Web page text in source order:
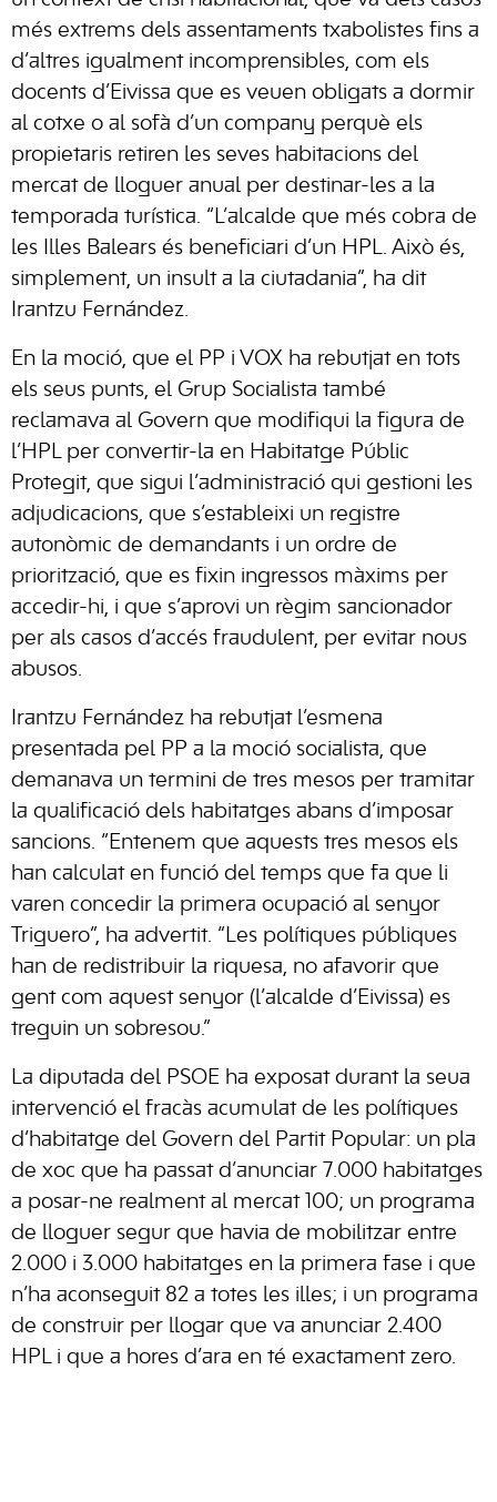
més extrems dels assentaments txabolistes fins a
d’altres igualment incomprensibles, com els
docents d’Eivissa que es veuen obligats a dormir
al cotxe o al sofà d’un company perquè els
propietaris retiren les seves habitacions del
mercat de lloguer anual per destinar-les a la
temporada turística. “L’alcalde que més cobra de
les Illes Balears és beneficiari d’un HPL. Això és,
simplement, un insult a la ciutadania”, ha dit
Irantzu Fernández.
En la moció, que el PP i VOX ha rebutjat en tots
els seus punts, el Grup Socialista també
reclamava al Govern que modifiqui la figura de
l’HPL per convertir-la en Habitatge Públic
Protegit, que sigui l’administració qui gestioni les
adjudicacions, que s’estableixi un registre
autonòmic de demandants i un ordre de
priorització, que es fixin ingressos màxims per
accedir-hi, i que s’aprovi un règim sancionador
per als casos d’accés fraudulent, per evitar nous
abusos.
Irantzu Fernández ha rebutjat l’esmena
presentada pel PP a la moció socialista, que
demanava un termini de tres mesos per tramitar
la qualificació dels habitatges abans d’imposar
sancions. “Entenem que aquests tres mesos els
han calculat en funció del temps que fa que li
varen concedir la primera ocupació al senyor
Triguero”, ha advertit. “Les polítiques públiques
han de redistribuir la riquesa, no afavorir que
gent com aquest senyor (l’alcalde d’Eivissa) es
treguin un sobresou.”
La diputada del PSOE ha exposat durant la seua
intervenció el fracàs acumulat de les polítiques
d’habitatge del Govern del Partit Popular: un pla
de xoc que ha passat d’anunciar 7.000 habitatges
a posar-ne realment al mercat 100; un programa
de lloguer segur que havia de mobilitzar entre
2.000 i 3.000 habitatges en la primera fase i que
n’ha aconseguit 82 a totes les illes; i un programa
de construir per llogar que va anunciar 2.400
HPL i que a hores d’ara en té exactament zero.